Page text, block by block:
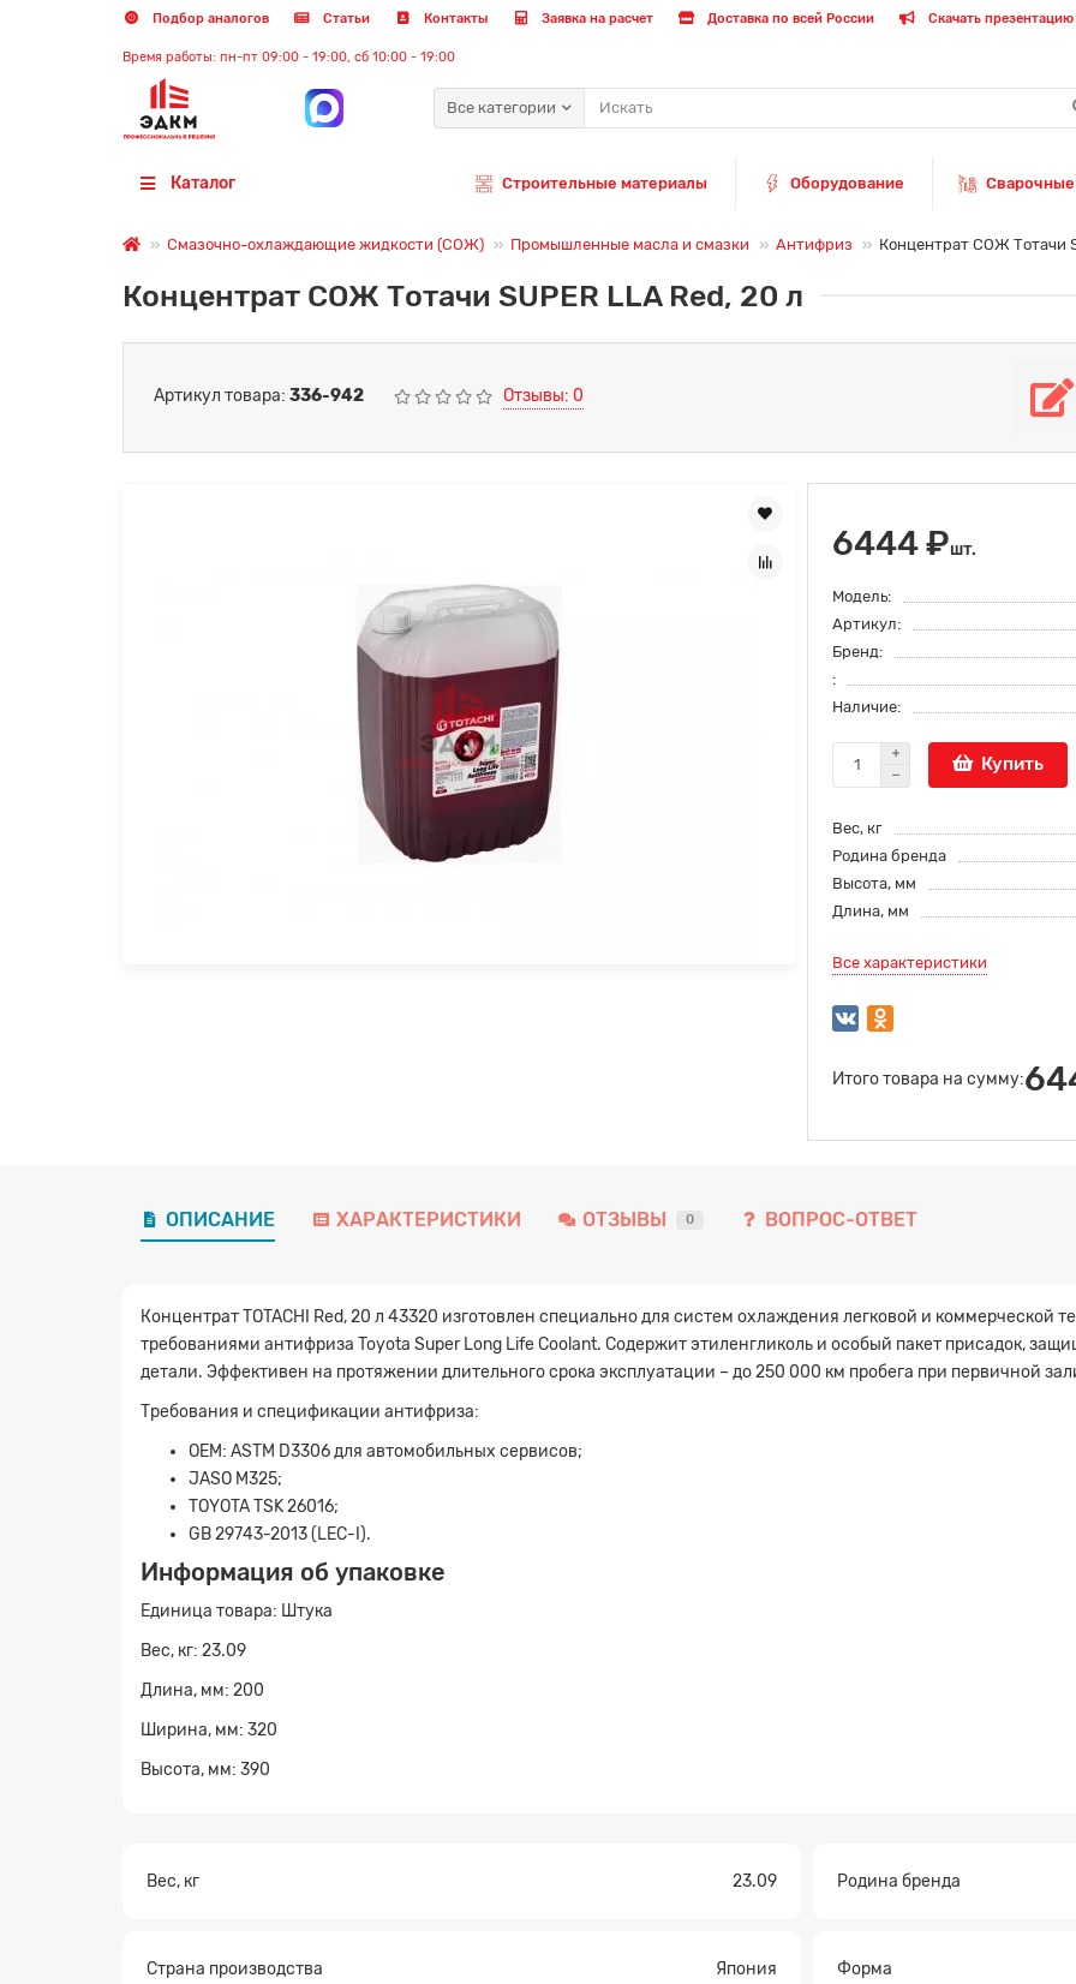
Подбор аналогов Статьи Контакты Заявка на расчет Доставка по всей России Скачать
Время работы: пн-пт 09:00 - 19:00, сб 10:00 - 19:00
Все категории
Каталог Строительные материалы Оборудование
Смазочно-охлаждающие жидкости (СОЖ) Промышленные масла и смазки Антифриз Концентрат СОЖ Тотачи
Концентрат СОЖ Тотачи SUPER LLA Red, 20 л
Артикул товара: 336-942 Отзывы: 0
6444 ₽шт.
Модель:
Артикул:
Бренд:
:
Наличие:
Купить
Вес, кг
Родина бренда
Высота, мм
Длина, мм
Все характеристики
Итого товара на сумму:
ОПИСАНИЕ ХАРАКТЕРИСТИКИ ОТЗЫВЫ 0 ВОПРОС-ОТВЕТ
Концентрат TOTACHI Red, 20 л 43320 изготовлен специально для систем охлаждения легковой и коммерческой
требованиями антифриза Toyota Super Long Life Coolant. Содержит этиленгликоль и особый пакет присадок,
детали. Эффективен на протяжении длительного срока эксплуатации – до 250 000 км пробега при первичной
Требования и спецификации антифриза:
ОЕМ: ASTM D3306 для автомобильных сервисов;
JASO M325;
TOYOTA TSK 26016;
GB 29743-2013 (LEC-I).
Информация об упаковке
Единица товара: Штука
Вес, кг: 23.09
Длина, мм: 200
Ширина, мм: 320
Высота, мм: 390
Вес, кг 23.09 Родина бренда
Страна производства Япония Форма